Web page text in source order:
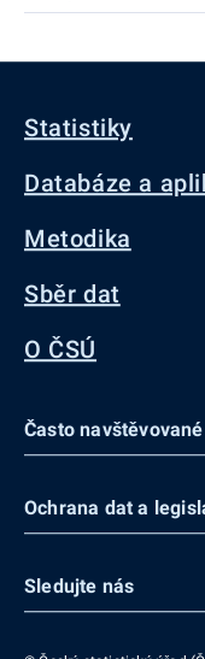
Statistiky
Databáze a
Metodika
Sběr dat
O ČSÚ
Často navštěvované
Ochrana dat a
Sledujte nás